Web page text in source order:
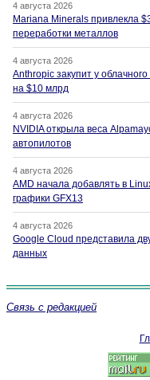
4 августа 2026
Mariana Minerals привлекла
переработки металлов
4 августа 2026
Anthropic закупит у
на $10 млрд
4 августа 2026
NVIDIA открыла веса
автопилотов
4 августа 2026
AMD начала добавлять в
графики GFX13
4 августа 2026
Google Cloud представила
данных
Связь с редакцией